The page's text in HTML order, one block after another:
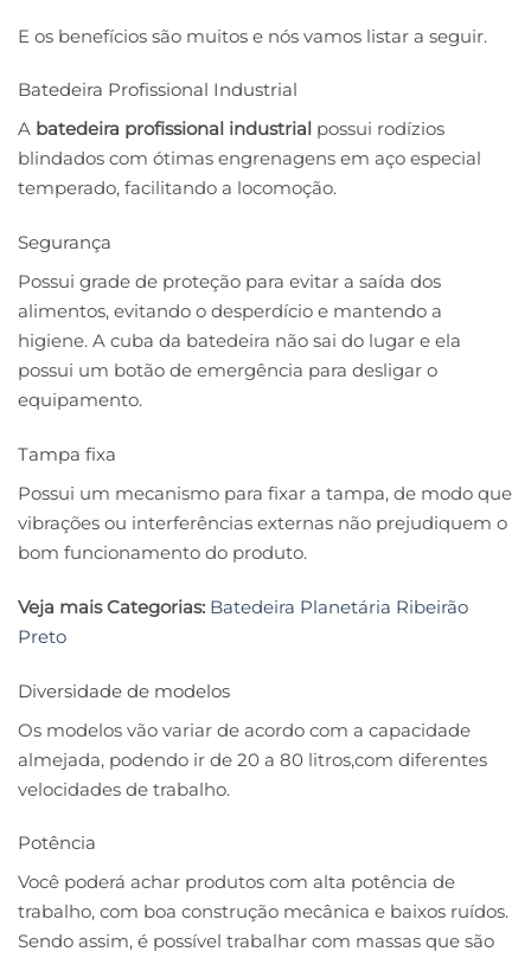
E os benefícios são muitos e nós vamos listar a seguir.
Batedeira Profissional Industrial
A batedeira profissional industrial possui rodízios
blindados com ótimas engrenagens em aço especial
temperado, facilitando a locomoção.
Segurança
Possui grade de proteção para evitar a saída dos
alimentos, evitando o desperdício e mantendo a
higiene. A cuba da batedeira não sai do lugar e ela
possui um botão de emergência para desligar o
equipamento.
Tampa fixa
Possui um mecanismo para fixar a tampa, de modo que
vibrações ou interferências externas não prejudiquem o
bom funcionamento do produto.
Veja mais Categorias: Batedeira Planetária Ribeirão
Preto
Diversidade de modelos
Os modelos vão variar de acordo com a capacidade
almejada, podendo ir de 20 a 80 litros,com diferentes
velocidades de trabalho.
Potência
Você poderá achar produtos com alta potência de
trabalho, com boa construção mecânica e baixos ruídos.
Sendo assim, é possível trabalhar com massas que são